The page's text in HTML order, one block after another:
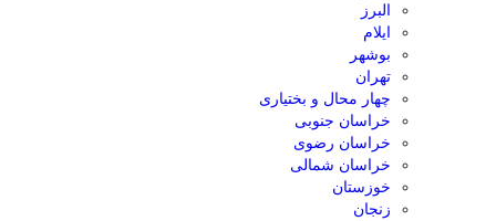
البرز
ایلام
بوشهر
تهران
چهار محال و بختیاری
خراسان جنوبی
خراسان رضوی
خراسان شمالی
خوزستان
زنجان